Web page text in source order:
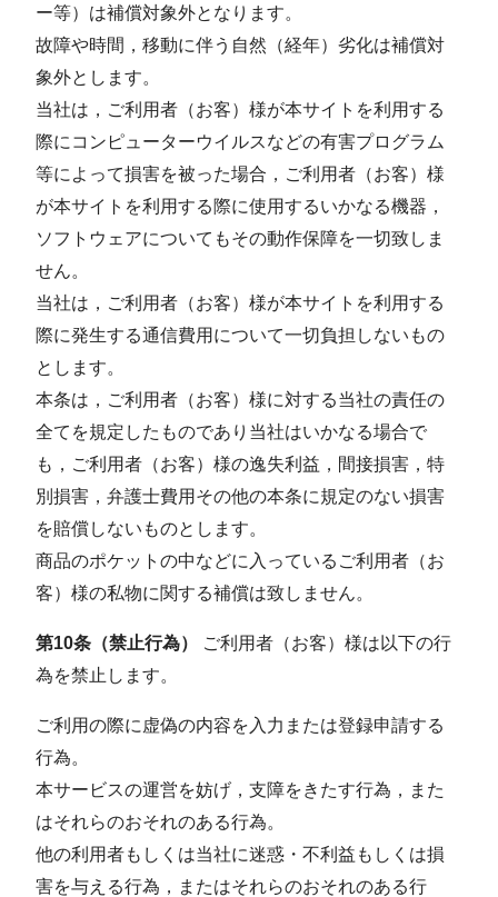
ー等）は補償対象外となります。
故障や時間，移動に伴う自然（経年）劣化は補償対
象外とします。
当社は，ご利用者（お客）様が本サイトを利用する
際にコンピューターウイルスなどの有害プログラム
等によって損害を被った場合，ご利用者（お客）様
が本サイトを利用する際に使用するいかなる機器，
ソフトウェアについてもその動作保障を一切致しま
せん。
当社は，ご利用者（お客）様が本サイトを利用する
際に発生する通信費用について一切負担しないもの
とします。
本条は，ご利用者（お客）様に対する当社の責任の
全てを規定したものであり当社はいかなる場合で
も，ご利用者（お客）様の逸失利益，間接損害，特
別損害，弁護士費用その他の本条に規定のない損害
を賠償しないものとします。
商品のポケットの中などに入っているご利用者（お
客）様の私物に関する補償は致しません。
第10条（禁止行為）
ご利用者（お客）様は以下の行
為を禁止します。
ご利用の際に虚偽の内容を入力または登録申請する
行為。
本サービスの運営を妨げ，支障をきたす行為，また
はそれらのおそれのある行為。
他の利用者もしくは当社に迷惑・不利益もしくは損
害を与える行為，またはそれらのおそれのある行